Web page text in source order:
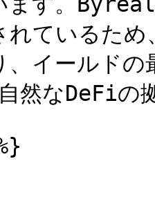
れているた
、イールドの
然なDeFiの